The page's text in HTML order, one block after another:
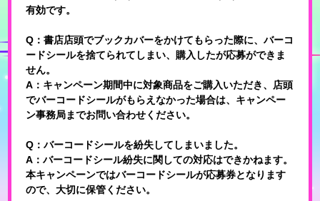
有効です。
Q：書店店頭でブックカバーをかけてもらった際に、バーコ
ードシールを捨てられてしまい、購入したが応募ができま
せん。
A：キャンペーン期間中に対象商品をご購入いただき、店頭
でバーコードシールがもらえなかった場合は、キャンペー
ン事務局までお問い合わせください。
Q：バーコードシールを紛失してしまいました。
A：バーコードシール紛失に関しての対応はできかねます。
本キャンペーンではバーコードシールが応募券となります
ので、大切に保管ください。